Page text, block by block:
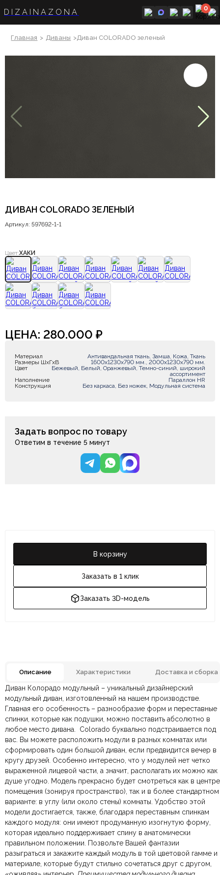
DIZAINAZONA 0
Главная > Диваны >Диван COLORADO зеленый
ДИВАН COLORADO ЗЕЛЕНЫЙ
Артикул: 597692-1-1
Цвет:ХАКИ
В корзину
Заказать в 1 клик
Заказать 3D-модель
ЦЕНА: 280.000 ₽
Материал
Антивандальная ткань, Замша, Кожа, Ткань
Размеры ШxГxВ
1600х1230х790 мм., 2000х1230х790 мм.
Цвет
Бежевый, Белый, Оранжевый, Темно-синий, широкий
ассортимент
Наполнение
Параллон HR
Конструкция
Без каркаса, Без ножек, Модульная система
Задать вопрос по товару
Ответим в течение 5 минут
Описание Характеристики Доставка и сборка
Диван Колорадо модульный – уникальный дизайнерский
модульный диван, изготовленный на нашем производстве.
Главная его особенность – разнообразие форм и переставные
спинки, которые как подушки, можно поставить абсолютно в
любое место дивана.
Colorado буквально подстраивается под
вас. Вы можете расположить модули в разных комнатах или
сформировать один большой диван, если предвидится вечер в
кругу друзей. Особенно интересно, что у модулей нет четко
выраженной лицевой части, а значит, располагать их можно как
душе угодно. Модель прекрасно будет смотреться как в центре
помещения (зонируя пространство), так и в более стандартном
варианте: в углу (или около стены) комнаты. Удобство этой
модели достигается, также, благодаря переставным спинкам
каждого модуля: они имеют продуманную изогнутую форму,
которая идеально поддерживает спину в анатомически
правильном положении.
Позвольте Вашей фантазии
разыграться и закажите каждый модуль в той цветовой гамме и
материале, которые будут стильно сочетаться друг с другом,
Материал
Антивандальная ткань,
Замша, Кожа, Ткань
Размеры ШxГxВ
1600х1230х790 мм.,
2000х1230х790 мм.
Цвет
Бежевый, Белый,
Оранжевый, Темно-синий,
широкий ассортимент
Наполнение Параллон HR
Конструкция
Без каркаса, Без ножек,
Модульная система
Количество мест
Двухместные,
Трехместные,
Четырехместные и более
Форма
Прямые, Угловые
По всей России:отправляем через транспортную
компаниюСДЭК. Срок доставки —до 7 дней.
По Москве и Санкт-Петербургу:быстрая
Яндекс.Доставка— доставка в день заказа.
Оплата в салоне-магазине— наличными или картой
при самовывозе.
Безналичная оплата по счёту— для юридических и
физических лиц.
Онлайн оплата картой— быстрая и безопасная через
сайт.
Отзывов ещё нет. Напишите первым.
Ваша общая оценка
Заголовок вашего отзыва
Ваш отзыв
Ваше имя
Ваша эл.почта